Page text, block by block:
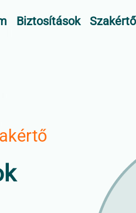
Biztosítások